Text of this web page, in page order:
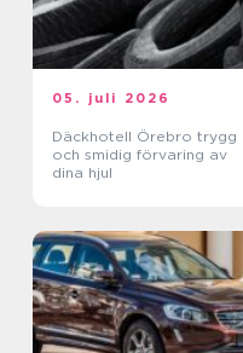
05. juli 2026
Däckhotell Örebro trygg
och smidig förvaring av
dina hjul